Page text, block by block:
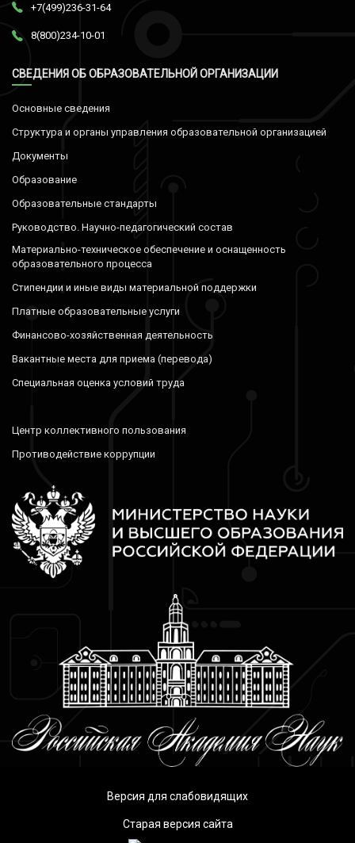
+7(499)236-31-64
8(800)234-10-01
СВЕДЕНИЯ ОБ ОБРАЗОВАТЕЛЬНОЙ ОРГАНИЗАЦИИ
Основные сведения
Структура и органы управления образовательной организацией
Документы
Образование
Образовательные стандарты
Руководство. Научно-педагогический состав
Материально-техническое обеспечение и оснащенность
образовательного процесса
Стипендии и иные виды материальной поддержки
Платные образовательные услуги
Финансово-хозяйственная деятельность
Вакантные места для приема (перевода)
Специальная оценка условий труда
Центр коллективного пользования
Противодействие коррупции
Версия для слабовидящих
Старая версия сайта